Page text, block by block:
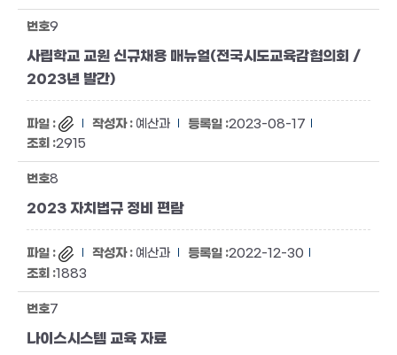
9
사립학교 교원 신규채용 매뉴얼(전국시도교육감협의회 /
2023년 발간)
예산과
2023-08-17
2915
8
2023 자치법규 정비 편람
예산과
2022-12-30
1883
7
나이스시스템 교육 자료